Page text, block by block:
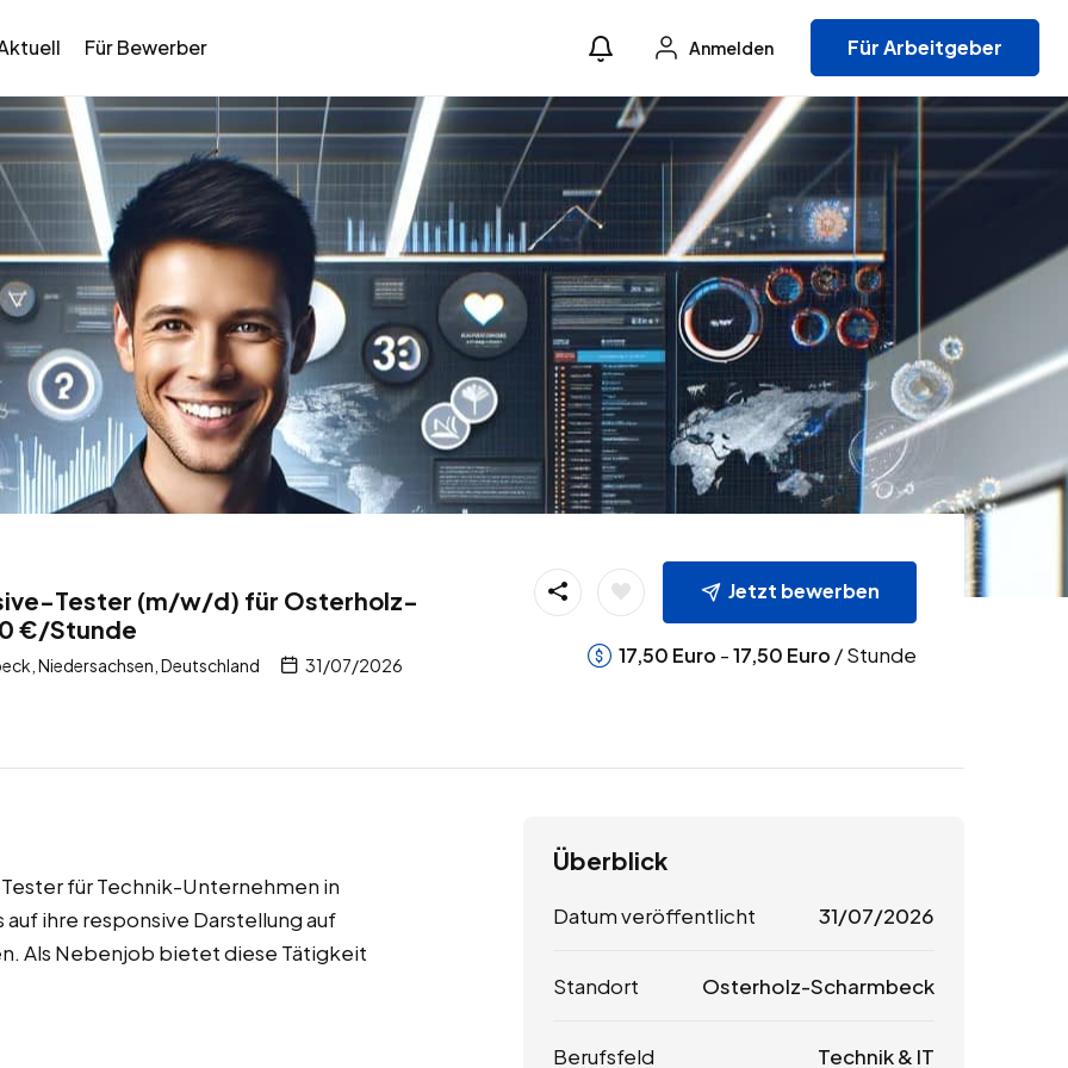
Für Bewerber Anmelden Für Arbeitgeber
Tester (m/w/d) für Osterholz-
€/Stunde
Niedersachsen, Deutschland 31/07/2026
Jetzt bewerben
17,50 Euro -17,50 Euro / Stunde
für Technik-Unternehmen in
ihre responsive Darstellung auf
Als Nebenjob bietet diese Tätigkeit
Überblick
Datum veröffentlicht 31/07/2026
Standort Osterholz-Scharmbeck
Berufsfeld Technik & IT